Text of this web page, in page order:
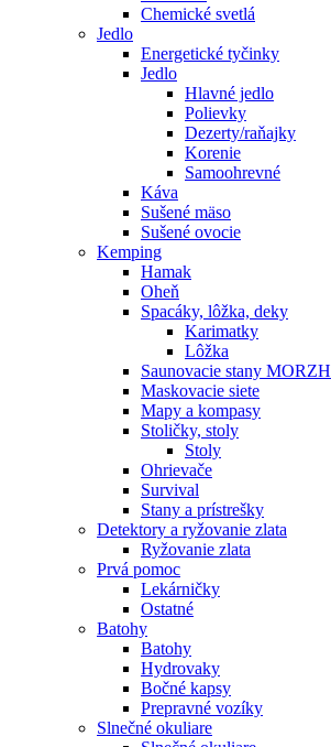
Chemické svetlá
Jedlo
Energetické tyčinky
Jedlo
Hlavné jedlo
Polievky
Dezerty/raňajky
Korenie
Samoohrevné
Káva
Sušené mäso
Sušené ovocie
Kemping
Hamak
Oheň
Spacáky, lôžka, deky
Karimatky
Lôžka
Saunovacie stany MORZH
Maskovacie siete
Mapy a kompasy
Stoličky, stoly
Stoly
Ohrievače
Survival
Stany a prístrešky
Detektory a ryžovanie zlata
Ryžovanie zlata
Prvá pomoc
Lekárničky
Ostatné
Batohy
Batohy
Hydrovaky
Bočné kapsy
Prepravné vozíky
Slnečné okuliare